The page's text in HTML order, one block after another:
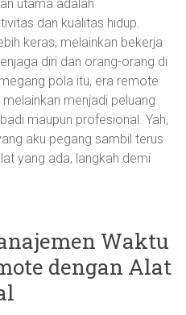
utama adalah
dan kualitas hidup.
keras, melainkan bekerja
diri dan orang-orang di
pola itu, era remote
menjadi peluang
maupun profesional. Yah,
aku pegang sambil terus
yang ada, langkah demi
Waktu
dengan Alat